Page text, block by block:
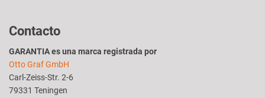
Contacto
GARANTIA es una marca registrada por
Otto Graf GmbH
Carl-Zeiss-Str. 2-6
79331 Teningen